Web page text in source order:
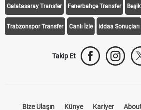
Galatasaray Transfer Fenerbahçe Transfer
Trabzonspor Transfer Canlı İzle iddaa Sonuçları
Takip Et
Bize Ulaşın Künye Kariyer